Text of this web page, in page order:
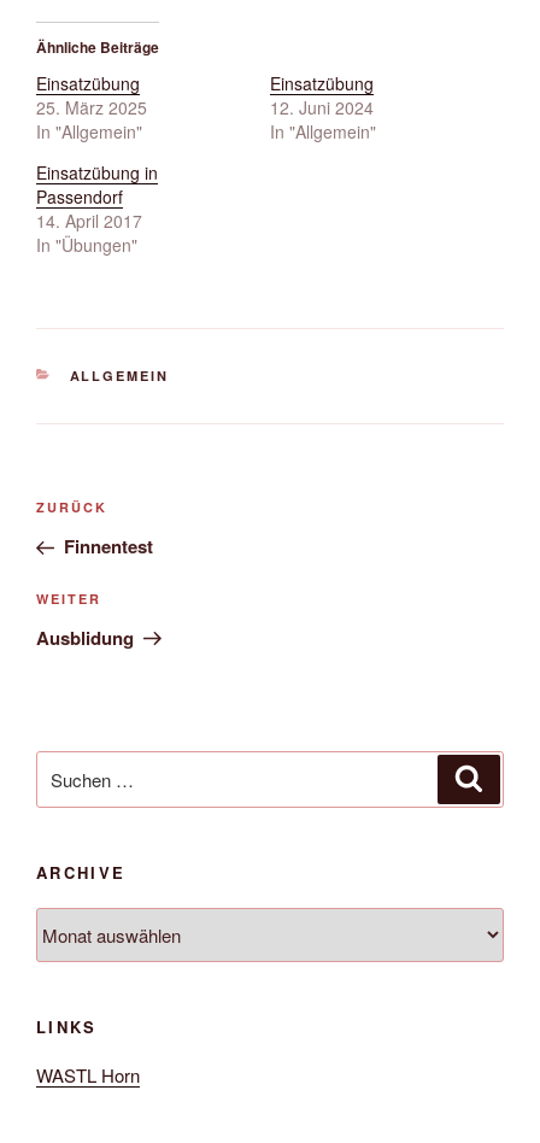
Ähnliche Beiträge
Einsatzübung
25. März 2025
In "Allgemein"
Einsatzübung
12. Juni 2024
In "Allgemein"
Einsatzübung in
Passendorf
14. April 2017
In "Übungen"
KATEGORIEN
ALLGEMEIN
Beitrags-
Vorheriger
Beitrag
ZURÜCK
Finnentest
Nächster
Beitrag
WEITER
Ausblidung
nach:
ARCHIVE
LINKS
WASTL Horn